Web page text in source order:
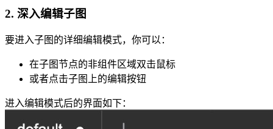
2. 深入编辑子图
要进入子图的详细编辑模式，你可以：
在子图节点的非组件区域双击鼠标
或者点击子图上的编辑按钮
进入编辑模式后的界面如下：